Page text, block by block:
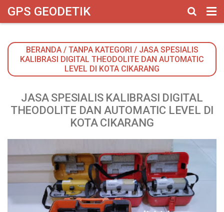
google-site-verification: googlebbbed846b170f625.html
GPS GEODETIK
BERANDA/ TANPA KATEGORI / JASA SPESIALIS
KALIBRASI DIGITAL THEODOLITE DAN AUTOMATIC
LEVEL DI KOTA CIKARANG
JASA SPESIALIS KALIBRASI DIGITAL
THEODOLITE DAN AUTOMATIC LEVEL DI
KOTA CIKARANG